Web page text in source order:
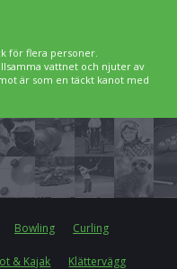
för flera personer.
vattnet och njuter av
är som en täckt kanot med
Bowling Curling
& Kajak Klättervägg